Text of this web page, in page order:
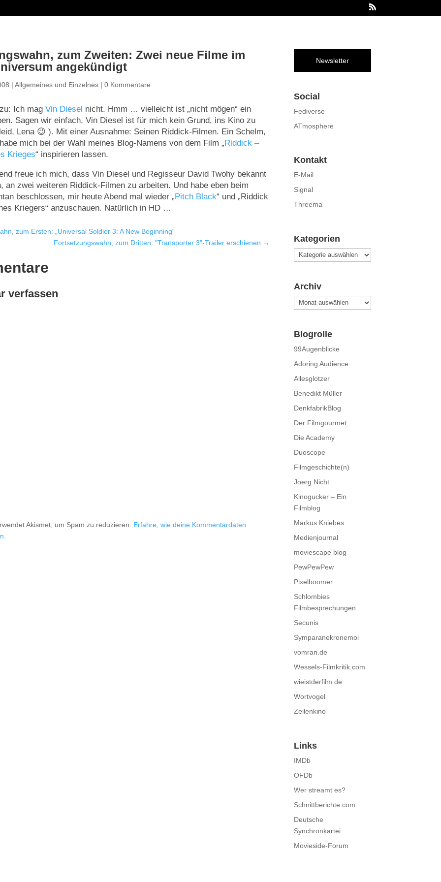
zum Zweiten: Zwei neue Filme im
angekündigt
| Allgemeines und Einzelnes| 0 Kommentare
Ich mag Vin Diesel nicht. Hmm … vielleicht ist „nicht mögen“ ein
Sagen wir einfach, Vin Diesel ist für mich kein Grund, ins Kino zu
Lena 😉 ). Mit einer Ausnahme: Seinen Riddick-Filmen. Ein Schelm,
mich bei der Wahl meines Blog-Namens von dem Film „ Riddick –
Krieges“ inspirieren lassen.
freue ich mich, dass Vin Diesel und Regisseur David Twohy bekannt
an zwei weiteren Riddick-Filmen zu arbeiten. Und habe eben beim
beschlossen, mir heute Abend mal wieder „ Pitch Black“ und „Riddick
Kriegers“ anzuschauen. Natürlich in HD …
zum Ersten: „Universal Soldier 3: A New Beginning“
Fortsetzungswahn, zum Dritten: "Transporter 3"-Trailer erschienen →
verfassen
Akismet, um Spam zu reduzieren. Erfahre, wie deine Kommentardaten
Newsletter
Social
Fediverse
ATmosphere
Kontakt
E-Mail
Signal
Threema
Kategorien
Kategorien
Archiv
Archiv
Blogrolle
99Augenblicke
Adoring Audience
Allesglotzer
Benedikt Müller
DenkfabrikBlog
Der Filmgourmet
Die Academy
Duoscope
Filmgeschichte(n)
Joerg Nicht
Kinogucker – Ein
Filmblog
Markus Kniebes
Medienjournal
moviescape blog
PewPewPew
Pixelboomer
Schlombies
Filmbesprechungen
Secunis
Symparanekronemoi
vomran.de
Wessels-Filmkritik.com
wieistderfilm.de
Wortvogel
Zeilenkino
Links
IMDb
OFDb
Wer streamt es?
Schnittberichte.com
Deutsche
Synchronkartei
Movieside-Forum